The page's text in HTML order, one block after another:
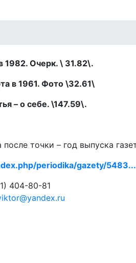
1982. Очерк. \ 31.82\.
в 1961. Фото \32.61\
– о себе. \147.59\.
точки – год выпуска
periodika/gazety/5483...
404-80-81